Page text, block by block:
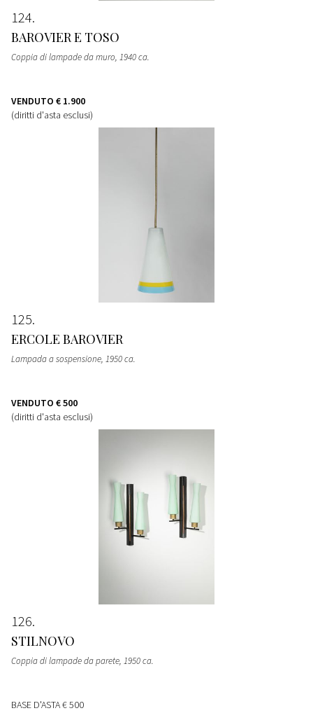
124
BAROVIER E TOSO
Coppia di lampade da muro, 1940 ca.
VENDUTO € 1.900
(diritti d'asta esclusi)
125
ERCOLE BAROVIER
Lampada a sospensione, 1950 ca.
VENDUTO € 500
(diritti d'asta esclusi)
126
STILNOVO
Coppia di lampade da parete, 1950 ca.
BASE D'ASTA€ 500